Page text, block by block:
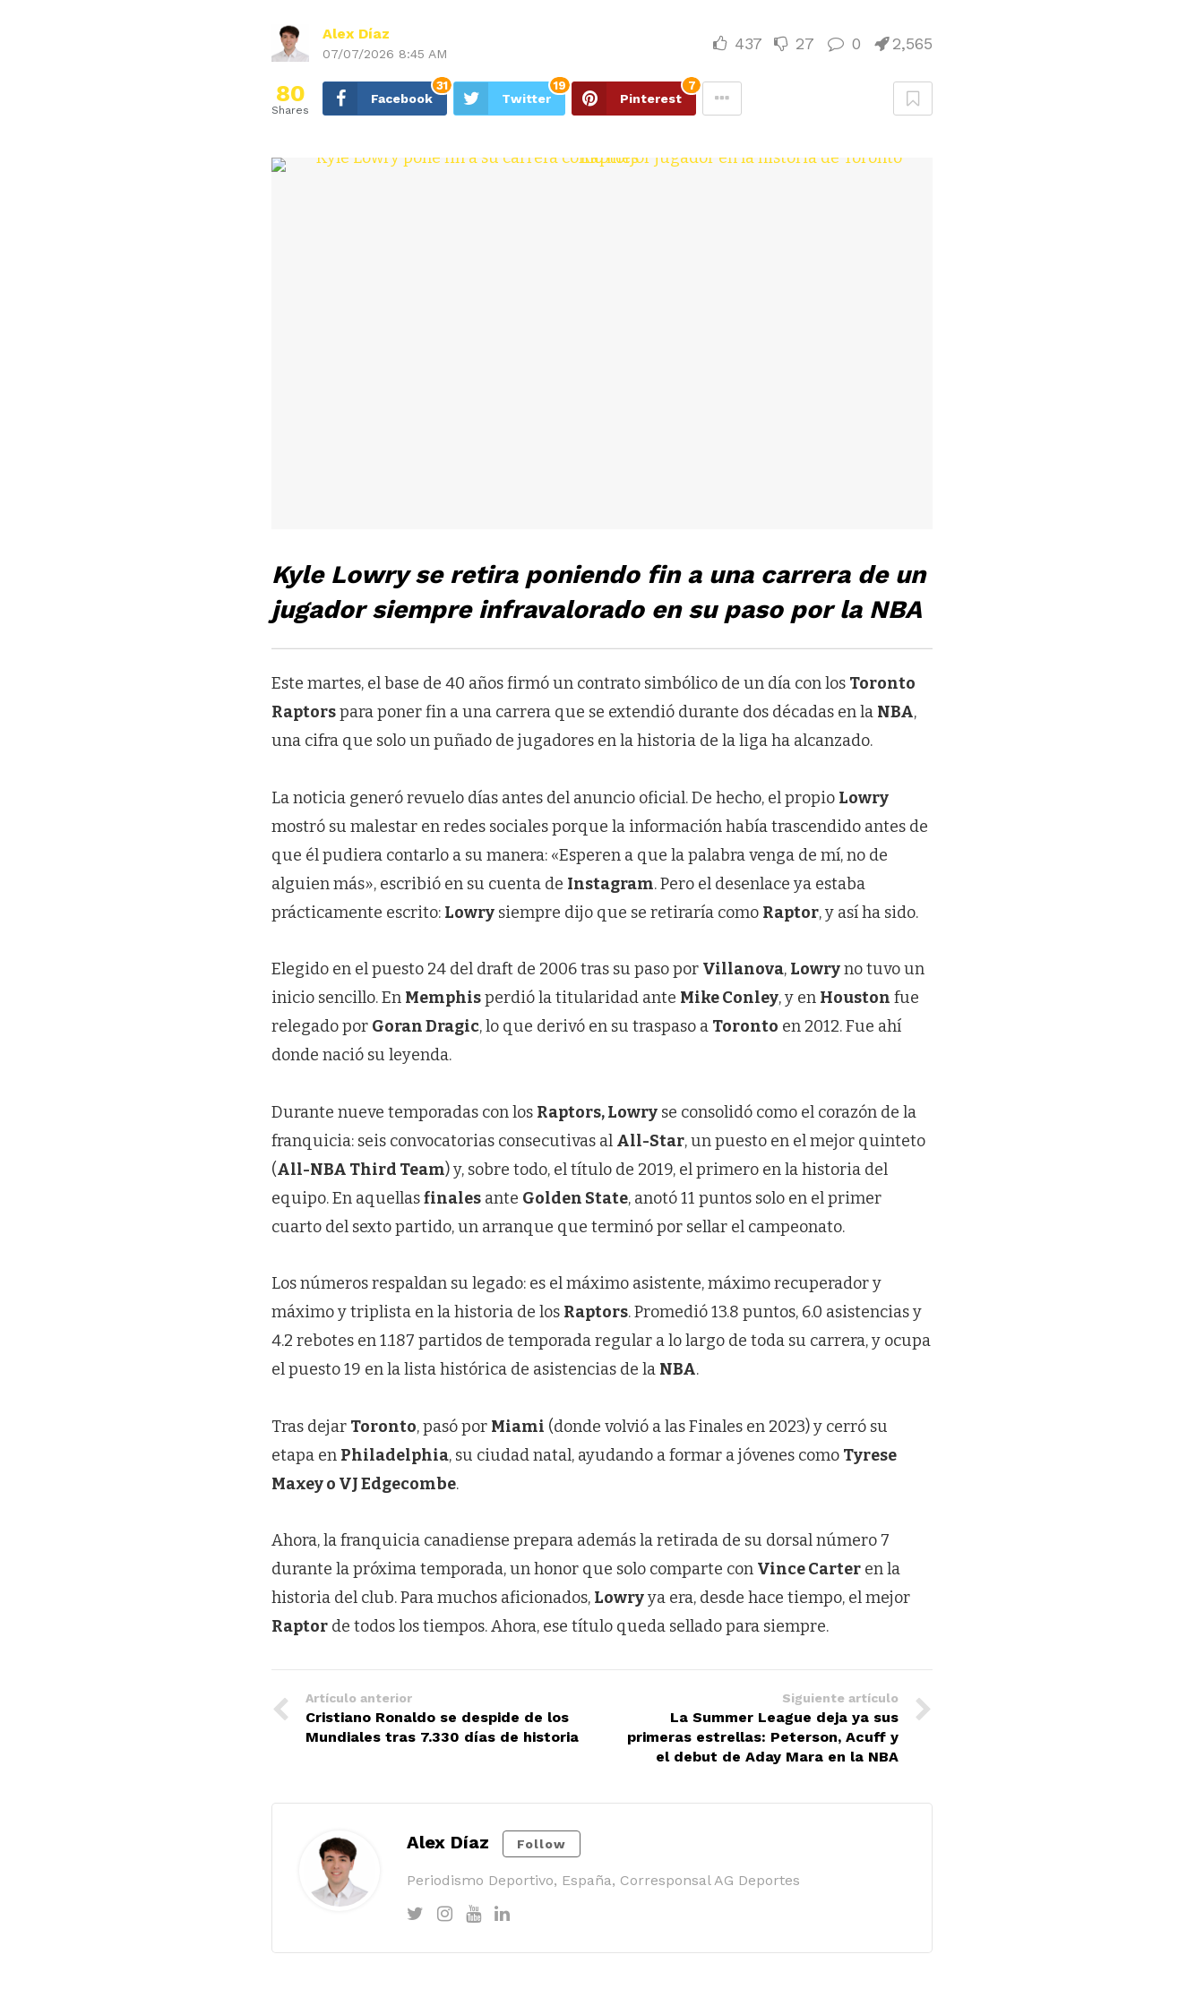
Alex Díaz
07/07/2026 8:45 AM
437 27 0 2,565
80
Shares
Facebook
31
Twitter
19
Pinterest
7
Kyle Lowry se retira poniendo fin a una carrera de un
jugador siempre infravalorado en su paso por la NBA
Este martes, el base de 40 años firmó un contrato simbólico de un día con los Toronto
Raptorspara poner fin a una carrera que se extendió durante dos décadas en la NBA,
una cifra que solo un puñado de jugadores en la historia de la liga ha alcanzado.
La noticia generó revuelo días antes del anuncio oficial. De hecho, el propio Lowry
mostró su malestar en redes sociales porque la información había trascendido antes de
que él pudiera contarlo a su manera: «Esperen a que la palabra venga de mí, no de
alguien más», escribió en su cuenta de Instagram. Pero el desenlace ya estaba
prácticamente escrito: Lowry siempre dijo que se retiraría como Raptor, y así ha sido.
Elegido en el puesto 24 del draft de 2006 tras su paso por Villanova, Lowryno tuvo un
inicio sencillo. En Memphisperdió la titularidad ante Mike Conley, y en Houston fue
relegado por Goran Dragic, lo que derivó en su traspaso a Toronto en 2012. Fue ahí
donde nació su leyenda.
Durante nueve temporadas con los Raptors, Lowry se consolidó como el corazón de la
franquicia: seis convocatorias consecutivas al All-Star, un puesto en el mejor quinteto
(All-NBA Third Team) y, sobre todo, el título de 2019, el primero en la historia del
equipo. En aquellasfinales ante Golden State, anotó 11 puntos solo en el primer
cuarto del sexto partido, un arranque que terminó por sellar el campeonato.
Los números respaldan su legado: es el máximo asistente, máximo recuperador y
máximo y triplista en la historia de los Raptors. Promedió 13.8 puntos, 6.0 asistencias y
4.2 rebotes en 1.187 partidos de temporada regular a lo largo de toda su carrera, y ocupa
el puesto 19 en la lista histórica de asistencias de la NBA.
Tras dejar Toronto, pasó por Miami (donde volvió a las Finales en 2023) y cerró su
etapa en Philadelphia, su ciudad natal, ayudando a formar a jóvenes como Tyrese
Maxey o VJ Edgecombe.
Ahora, la franquicia canadiense prepara además la retirada de su dorsal número 7
durante la próxima temporada, un honor que solo comparte con Vince Carter en la
historia del club. Para muchos aficionados, Lowryya era, desde hace tiempo, el mejor
Raptor de todos los tiempos. Ahora, ese título queda sellado para siempre.
Artículo anterior
Cristiano Ronaldo se despide de los
Mundiales tras 7.330 días de historia
Siguiente artículo
La Summer League deja ya sus
primeras estrellas: Peterson, Acuff y
el debut de Aday Mara en la NBA
Alex Díaz Follow
Periodismo Deportivo, España, Corresponsal AG Deportes